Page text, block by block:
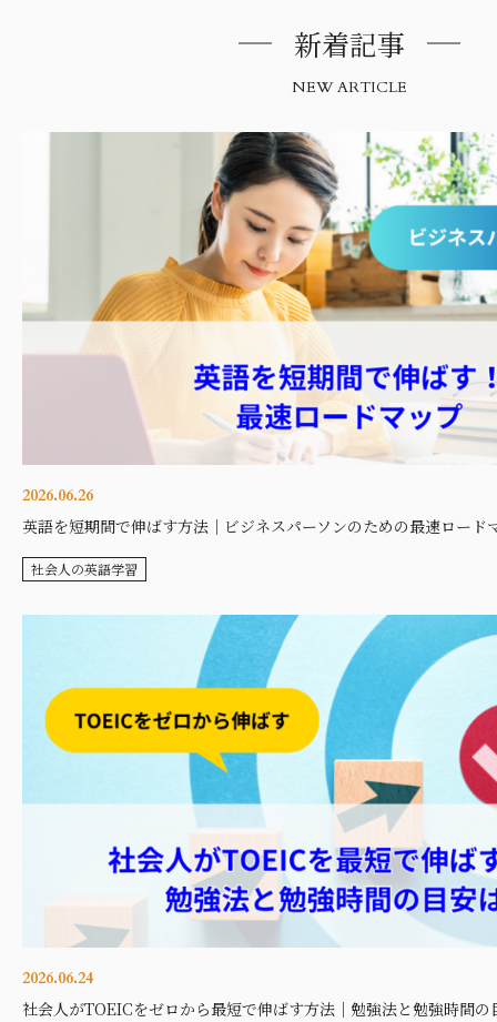
新着記事
NEW ARTICLE
2026.06.26
英語を短期間で伸ばす方法｜ビジネスパーソンのための最速ロード
社会人の英語学習
2026.06.24
社会人がTOEICをゼロから最短で伸ばす方法｜勉強法と勉強時間の